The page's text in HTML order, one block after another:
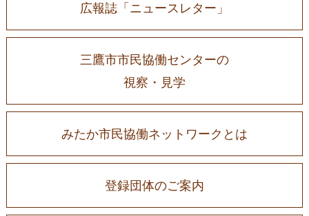
広報誌「ニュースレター」
三鷹市市民協働センターの
視察・見学
みたか市民協働ネットワークとは
登録団体のご案内